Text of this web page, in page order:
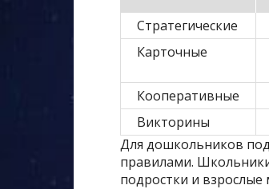
Стратегические
Карточные
Кооперативные
Викторины
Для дошкольников
правилами.
подростки и взрослые